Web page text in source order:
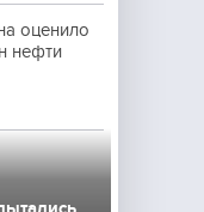
оценило
нефти